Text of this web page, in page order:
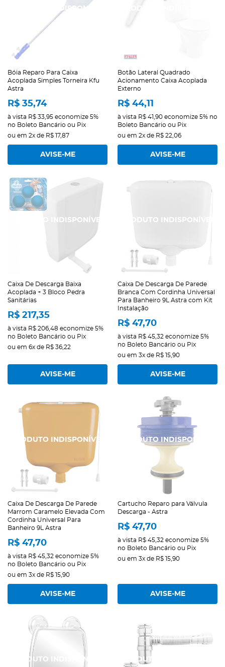
Bóia Reparo Para Caixa
Acoplada Simples Torneira Kfu
Astra
R$ 35,74
à vista R$ 33,95 economize 5%
no Boleto Bancário ou Pix
ou em 2x de R$ 17,87
AVISE-ME
Botão Lateral Quadrado
Acionamento Caixa Acoplada
Externo
R$ 44,11
à vista R$ 41,90 economize 5% no
Boleto Bancário ou Pix
ou em 2x de R$ 22,06
AVISE-ME
Caixa De Descarga Baixa
Acoplada + 3 Bloco Pedra
Sanitárias
R$ 217,35
à vista R$ 206,48 economize 5%
no Boleto Bancário ou Pix
ou em 6x de R$ 36,22
AVISE-ME
Caixa De Descarga De Parede
Branca Com Cordinha Universal
Para Banheiro 9L Astra com Kit
Instalação
R$ 47,70
à vista R$ 45,32 economize 5%
no Boleto Bancário ou Pix
ou em 3x de R$ 15,90
AVISE-ME
Caixa De Descarga De Parede
Marrom Caramelo Elevada Com
Cordinha Universal Para
Banheiro 9L Astra
R$ 47,70
à vista R$ 45,32 economize 5%
no Boleto Bancário ou Pix
ou em 3x de R$ 15,90
AVISE-ME
Cartucho Reparo para Válvula
Descarga - Astra
R$ 47,70
à vista R$ 45,32 economize 5%
no Boleto Bancário ou Pix
ou em 3x de R$ 15,90
AVISE-ME